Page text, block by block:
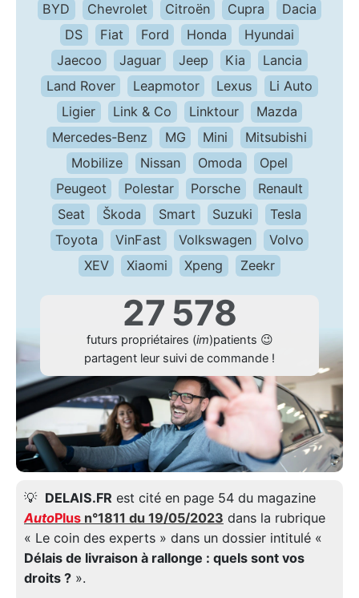
BYD
Chevrolet Citroën Cupra
Dacia
DS
Fiat Ford Honda
Hyundai
Jaecoo
Jaguar Jeep Kia
Lancia
Land Rover
Leapmotor Lexus
Li Auto
Ligier
Link & Co Linktour
Mazda
Mercedes-Benz
MG Mini
Mitsubishi
Mobilize
Nissan Omoda
Opel
Peugeot
Polestar Porsche
Renault
Seat
Škoda Smart Suzuki
Tesla
Toyota
VinFast Volkswagen
Volvo
XEV
Xiaomi Xpeng Zeekr
27 578
futurs propriétaires (im)patients 😉
partagent leur suivi de commande !
💡 DELAIS.FR est cité en page 54 du magazine
AutoPlus n°1811 du 19/05/2023 dans la rubrique
« Le coin des experts » dans un dossier intitulé «
Délais de livraison à rallonge : quels sont vos
droits ? ».